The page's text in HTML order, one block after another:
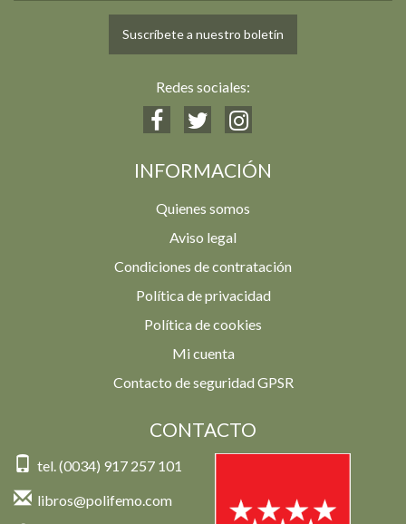
Suscríbete a nuestro boletín
Redes sociales:
INFORMACIÓN
Quienes somos
Aviso legal
Condiciones de contratación
Política de privacidad
Política de cookies
Mi cuenta
Contacto de seguridad GPSR
CONTACTO
tel. (0034) 917 257 101
libros@polifemo.com